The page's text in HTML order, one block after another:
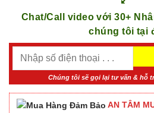
Chat/Call video với 30+
chúng tôi tại
Chúng tôi sẽ gọi lại tư vấn & hỗ
AN TÂM